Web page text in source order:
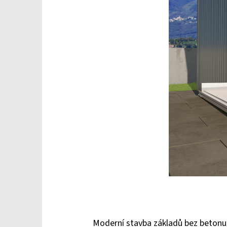
Moderní stavba základů bez